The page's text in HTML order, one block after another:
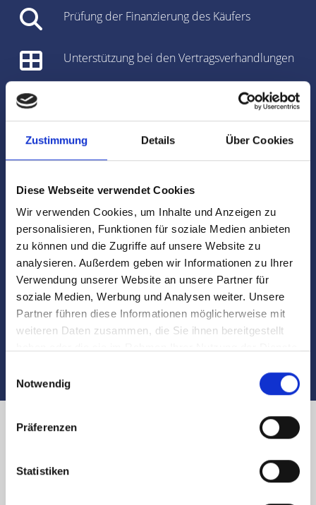
Zustimmung Details Über Cookies
Diese Webseite verwendet Cookies
Wir verwenden Cookies, um Inhalte und Anzeigen zu
personalisieren, Funktionen für soziale Medien anbieten
zu können und die Zugriffe auf unsere Website zu
analysieren. Außerdem geben wir Informationen zu Ihrer
Verwendung unserer Website an unsere Partner für
soziale Medien, Werbung und Analysen weiter. Unsere
Partner führen diese Informationen möglicherweise mit
weiteren Daten zusammen, die Sie ihnen bereitgestellt
Notwendig
Präferenzen
Statistiken
Prüfung der Finanzierung des Käufers
Unterstützung bei den Vertragsverhandlungen
Vorbereitung des Kaufvertrages/Mietvertrages
Vorbereitung und Koordinierung des
Notartermins
Marktdaten
Besichtigungen
Begleitung und Unterstützung bei der Objekt-
Übergabe
Auch nach dem Verkauf sind wir für Sie da
Fleischbrücke und Umland: